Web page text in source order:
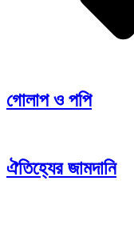
গোলাপ ও পপি
ঐতিহ্যের জামদানি